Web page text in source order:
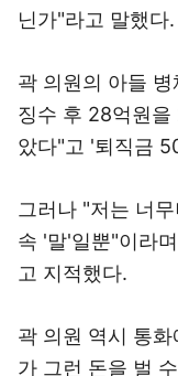
닌가"라고 말했다.
곽 의원의 아들
징수 후 28억원
았다"고 '퇴직금
그러나 "저는 너
속 '말'일뿐"이라
고 지적했다.
곽 의원 역시 통
가 그런 돈을 벌